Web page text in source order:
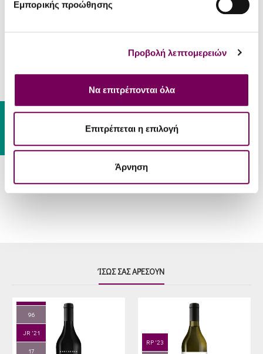
Εμπορικής προώθησης
Προβολή λεπτομερειών
Να επιτρέπονται όλα
Επιτρέπεται η επιλογή
Άρνηση
κρασιά
Όχι
Συνοδεύει
Θαλασσινά, ψάρια ψητά,
μαγειρευτά με πλούσιες
λεμονάτες σάλτσες
Θερμοκρασία
ΊΣΩΣ ΣΑΣ ΑΡΈΣΟΥΝ
96
JR '21
17
RP '23
Gift Card